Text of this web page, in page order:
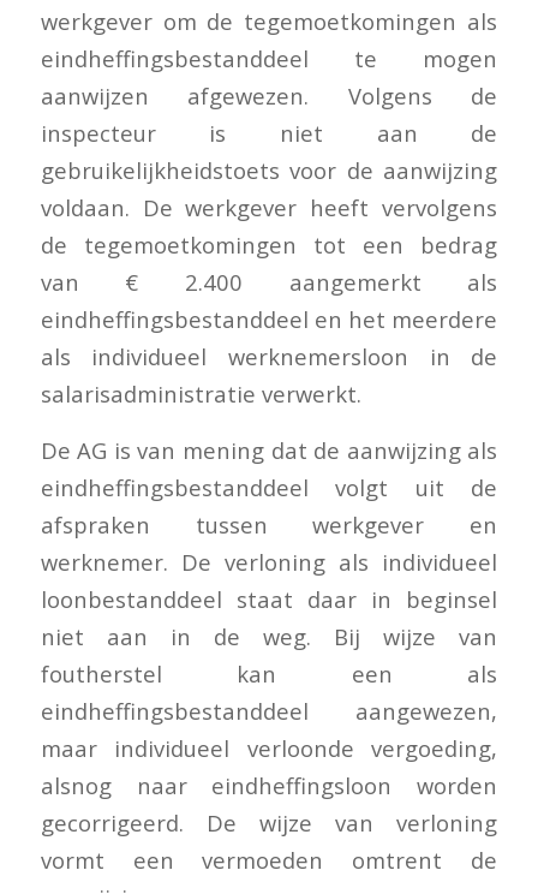
werkgever om de tegemoetkomingen als
eindheffingsbestanddeel te mogen
aanwijzen afgewezen. Volgens de
inspecteur is niet aan de
gebruikelijkheidstoets voor de aanwijzing
voldaan. De werkgever heeft vervolgens
de tegemoetkomingen tot een bedrag
van € 2.400 aangemerkt als
eindheffingsbestanddeel en het meerdere
als individueel werknemersloon in de
salarisadministratie verwerkt.
De AG is van mening dat de aanwijzing als
eindheffingsbestanddeel volgt uit de
afspraken tussen werkgever en
werknemer. De verloning als individueel
loonbestanddeel staat daar in beginsel
niet aan in de weg. Bij wijze van
foutherstel kan een als
eindheffingsbestanddeel aangewezen,
maar individueel verloonde vergoeding,
alsnog naar eindheffingsloon worden
gecorrigeerd. De wijze van verloning
vormt een vermoeden omtrent de